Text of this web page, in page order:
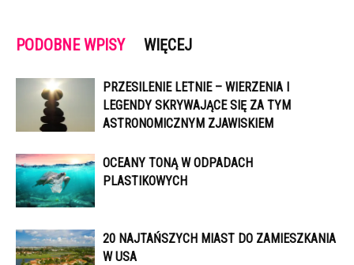
PODOBNE WPISY WIĘCEJ
PRZESILENIE LETNIE – WIERZENIA I
LEGENDY SKRYWAJĄCE SIĘ ZA TYM
ASTRONOMICZNYM ZJAWISKIEM
OCEANY TONĄ W ODPADACH
PLASTIKOWYCH
20 NAJTAŃSZYCH MIAST DO ZAMIESZKANIA
W USA